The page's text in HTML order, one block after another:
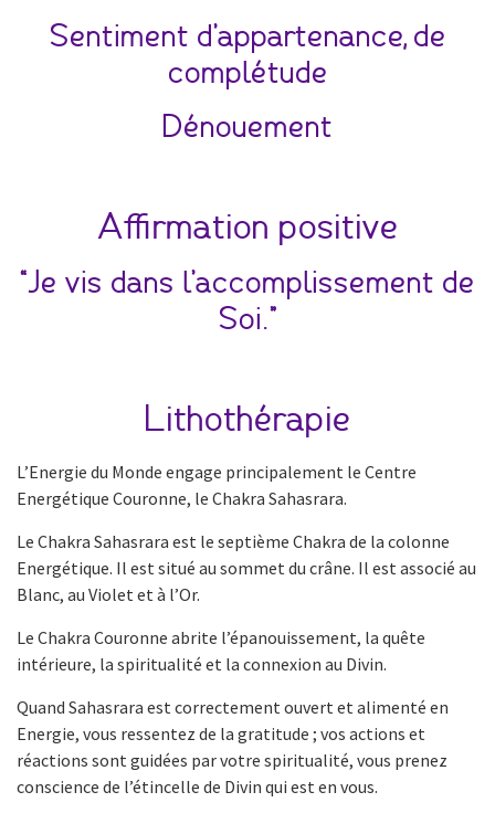
Sentiment d’appartenance, de
complétude
Dénouement
Affirmation positive
“Je vis dans l’accomplissement de
Soi.”
Lithothérapie
L’Energie du Monde engage principalement le Centre
Energétique Couronne, le Chakra Sahasrara.
Le Chakra Sahasrara est le septième Chakra de la colonne
Energétique. Il est situé au sommet du crâne. Il est associé au
Blanc, au Violet et à l’Or.
Le Chakra Couronne abrite l’épanouissement, la quête
intérieure, la spiritualité et la connexion au Divin.
Quand Sahasrara est correctement ouvert et alimenté en
Energie, vous ressentez de la gratitude ; vos actions et
réactions sont guidées par votre spiritualité, vous prenez
conscience de l’étincelle de Divin qui est en vous.